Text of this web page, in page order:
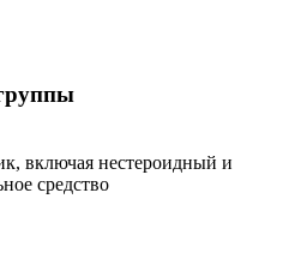
включая нестероидный и
средство